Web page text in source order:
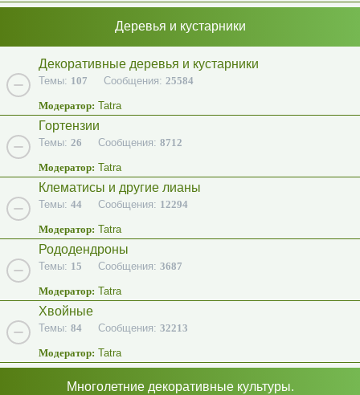
Деревья и кустарники
Декоративные деревья и кустарники
Темы: 107 Сообщения: 25584
Модератор: Tatra
Гортензии
Темы: 26 Сообщения: 8712
Модератор: Tatra
Клематисы и другие лианы
Темы: 44 Сообщения: 12294
Модератор: Tatra
Рододендроны
Темы: 15 Сообщения: 3687
Модератор: Tatra
Хвойные
Темы: 84 Сообщения: 32213
Модератор: Tatra
Многолетние декоративные культуры.